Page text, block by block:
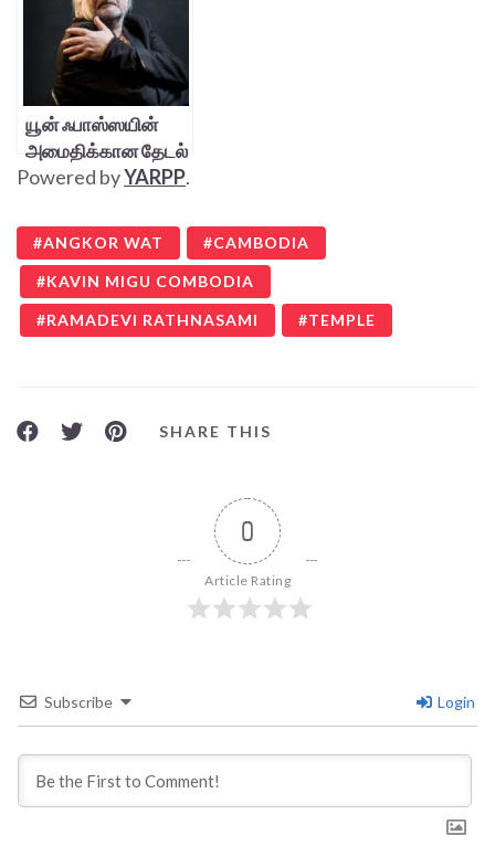
யூன் ஃபாஸ்ஸயின்
அமைதிக்கான தேடல்
Powered byYARPP.
ANGKOR WAT CAMBODIA
KAVIN MIGU COMBODIA
RAMADEVI RATHNASAMI TEMPLE
SHARE THIS
0
Article Rating
Subscribe Login